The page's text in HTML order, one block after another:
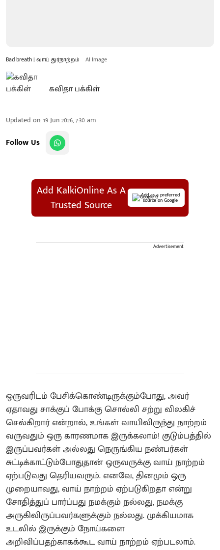
Bad breath | வாய் துர்நாற்றம் AI Image
கவிதா பக்கிள்
Updated on:19 Jun 2026, 7:30 am
Follow Us
Add KalkiOnline As A
Trusted Source
Add as a preferred
source on Google
Advertisement
ஒருவரிடம் பேசிக்கொண்டிருக்கும்போது, அவர்
ஏதாவது சாக்குப் போக்கு சொல்லி சற்று விலகிச்
செல்கிறார் என்றால், உங்கள் வாயிலிருந்து நாற்றம்
வருவதும் ஒரு காரணமாக இருக்கலாம்! குடும்பத்தில்
இருப்பவர்கள் அல்லது நெருங்கிய நண்பர்கள்
சுட்டிக்காட்டும்போதுதான் ஒருவருக்கு வாய் நாற்றம்
ஏற்படுவது தெரியவரும். எனவே, தினமும் ஒரு
முறையாவது, வாய் நாற்றம் ஏற்படுகிறதா என்று
சோதித்துப் பார்ப்பது நமக்கும் நல்லது, நமக்கு
அருகிலிருப்பவர்களுக்கும் நல்லது. முக்கியமாக
உடலில் இருக்கும் நோய்களை
அறிவிப்பதற்காகக்கூட வாய் நாற்றம் ஏற்படலாம்.